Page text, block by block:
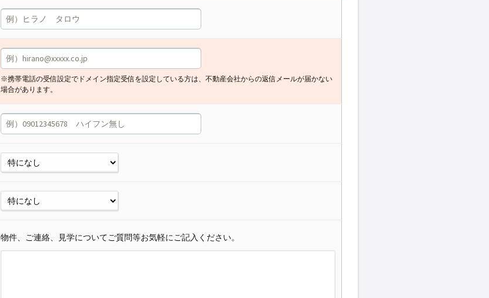
※携帯電話の受信設定でドメイン指定受信を設定している方は、不動産会社からの返信メールが届かない
場合があります。
物件、ご連絡、見学についてご質問等お気軽にご記入ください。